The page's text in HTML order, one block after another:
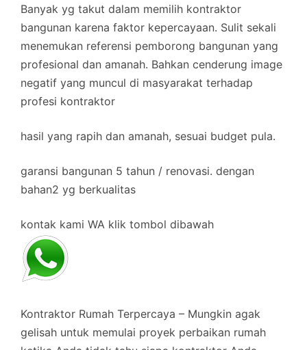
Banyak yg takut dalam memilih kontraktor
bangunan karena faktor kepercayaan. Sulit sekali
menemukan referensi pemborong bangunan yang
profesional dan amanah. Bahkan cenderung image
negatif yang muncul di masyarakat terhadap
profesi kontraktor
hasil yang rapih dan amanah, sesuai budget pula.
garansi bangunan 5 tahun / renovasi. dengan
bahan2 yg berkualitas
kontak kami WA klik tombol dibawah
Kontraktor Rumah Terpercaya – Mungkin agak
gelisah untuk memulai proyek perbaikan rumah